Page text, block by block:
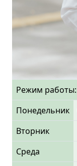
Режим работы:
Понедельник
Вторник
Среда